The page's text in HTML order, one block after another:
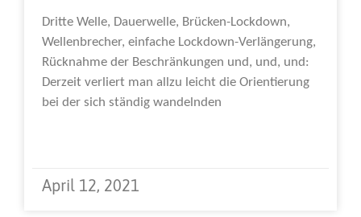
Dritte Welle, Dauerwelle, Brücken-Lockdown,
Wellenbrecher, einfache Lockdown-Verlängerung,
Rücknahme der Beschränkungen und, und, und:
Derzeit verliert man allzu leicht die Orientierung
bei der sich ständig wandelnden
April 12, 2021